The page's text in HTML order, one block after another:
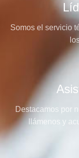
Somos el servicio
Destacamos por
llámenos y